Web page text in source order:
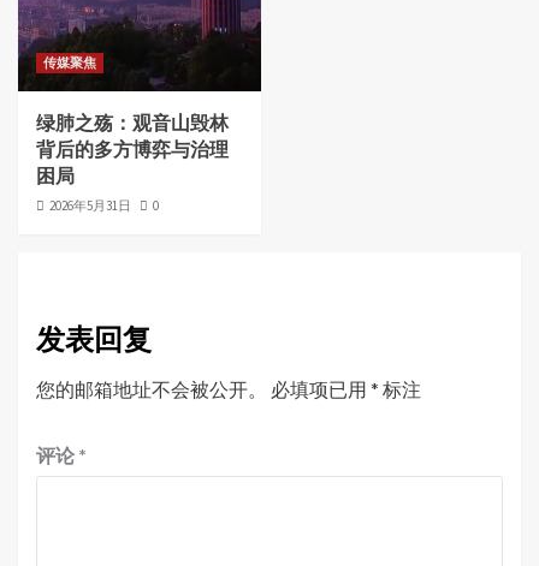
传媒聚焦
绿肺之殇：观音山毁林
背后的多方博弈与治理
困局
2026年5月31日 0
发表回复
您的邮箱地址不会被公开。 必填项已用 * 标注
评论 *